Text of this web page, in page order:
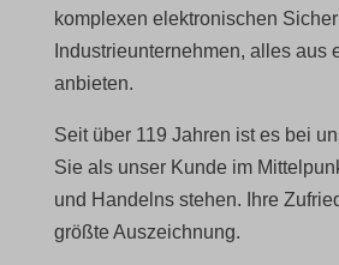
komplexen elektronischen
Industrieunternehmen, alles aus
anbieten.
Seit über 119 Jahren ist es bei
Sie als unser Kunde im
und Handelns stehen. Ihre
größte Auszeichnung.